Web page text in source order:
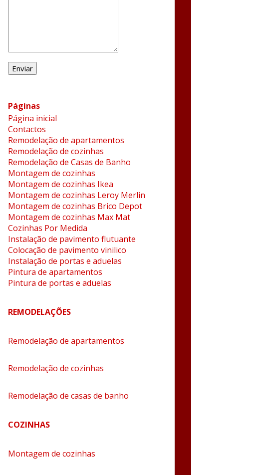
Páginas
Página inicial
Contactos
Remodelação de apartamentos
Remodelação de cozinhas
Remodelação de Casas de Banho
Montagem de cozinhas
Montagem de cozinhas Ikea
Montagem de cozinhas Leroy Merlin
Montagem de cozinhas Brico Depot
Montagem de cozinhas Max Mat
Cozinhas Por Medida
Instalação de pavimento flutuante
Colocação de pavimento vinilico
Instalação de portas e aduelas
Pintura de apartamentos
Pintura de portas e aduelas
REMODELAÇÕES
Remodelação de apartamentos
Remodelação de cozinhas
Remodelação de casas de banho
COZINHAS
Montagem de cozinhas